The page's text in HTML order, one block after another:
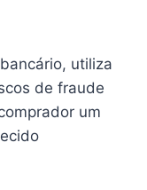
utiliza
de fraude
um